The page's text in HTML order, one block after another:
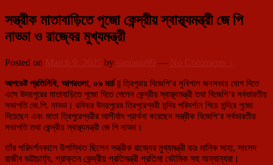
সস্ত্রীক মাতাবাড়িতে পূজো কেন্দ্রীয় স্বাস্থ্যমন্ত্রী জে পি
নাড্ডা ও রাজ্যের মুখ্যমন্ত্রী
Posted on March 9, 2025 by santanu99 — No Comments ↓
আপডেট প্রতিনিধি, আগরতলা, ০৯ মার্চ || ত্রিপুরায় বিজেপি’র সুবিশাল জনসভায় যোগ দিতে
এসে উদয়পুরের মাতাবাড়িতে পূজো দিতে গেলেন কেন্দ্রীয় স্বাস্থ্যমন্ত্রী তথা বিজেপি’র সর্বভারতীয়
সভাপতি জে.পি. নাড্ডা। রবিবার উদয়পুরের ত্রিপুরেশ্বরী মন্দির পরিদর্শনে গিয়ে মন্দিরে পুজো
দিয়েছেন এবং মাতা ত্রিপুরেশ্বরীর আশীর্বাদ প্রার্থনা করেছেন সস্ত্রীক বিজেপি’র সর্বভারতীয়
সভাপতি তথা কেন্দ্রীয় স্বাস্থ্যমন্ত্রী জে পি নাড্ডা।
তাঁর পরিদর্শনকালে উপস্থিত ছিলেন সস্ত্রীক রাজ্যের মুখ্যমন্ত্রী ডাঃ মানিক সাহা, সাংসদ
রাজীব ভট্টাচার্য্য, প্রাক্তন কেন্দ্রীয় প্রতিমন্ত্রী প্রতিমা ভৌমিক সহ অন্যান্যরা।